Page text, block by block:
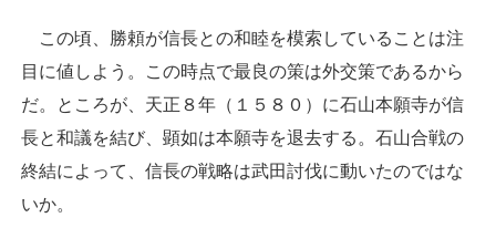
この頃、勝頼が信長との和睦を模索していることは注
目に値しよう。この時点で最良の策は外交策であるから
だ。ところが、天正８年（１５８０）に石山本願寺が信
長と和議を結び、顕如は本願寺を退去する。石山合戦の
終結によって、信長の戦略は武田討伐に動いたのではな
いか。